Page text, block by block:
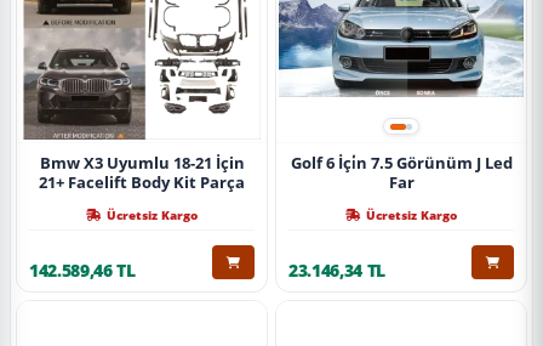
Bmw X3 Uyumlu 18-21 İçin
21+ Facelift Body Kit Parça
Ücretsiz Kargo
142.589,46 TL
Golf 6 İçi̇n 7.5 Görünüm J Led
Far
Ücretsiz Kargo
23.146,34 TL